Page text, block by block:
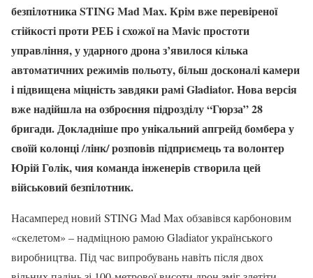
безпілотника STING Mad Max. Крім вже перевіреної
стійкості проти РЕБ і схожої на Mavic простоти
управління, у ударного дрона з’явилося кілька
автоматичних режимів польоту, більш досконалі камери
і підвищена міцність завдяки рамі Gladiator. Нова версія
вже надійшла на озброєння підрозділу “Гюрза” 28
бригади. Докладніше про унікальний апгрейд бомбера у
своїй колонці /лінк/ розповів підприємець та волонтер
Юрій Голік, чия команда інженерів створила цей
військовий безпілотник.
Насамперед новий STING Mad Max обзавівся карбоновим
«скелетом» – надміцною рамою Gladiator українського
виробництва. Під час випробувань навіть після двох